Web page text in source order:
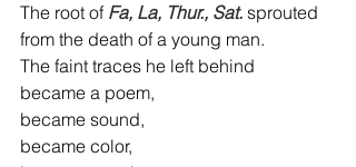
The root of Fa, La, Thur., Sat. sprouted
from the death of a young man.
The faint traces he left behind
became a poem,
became sound,
became color,